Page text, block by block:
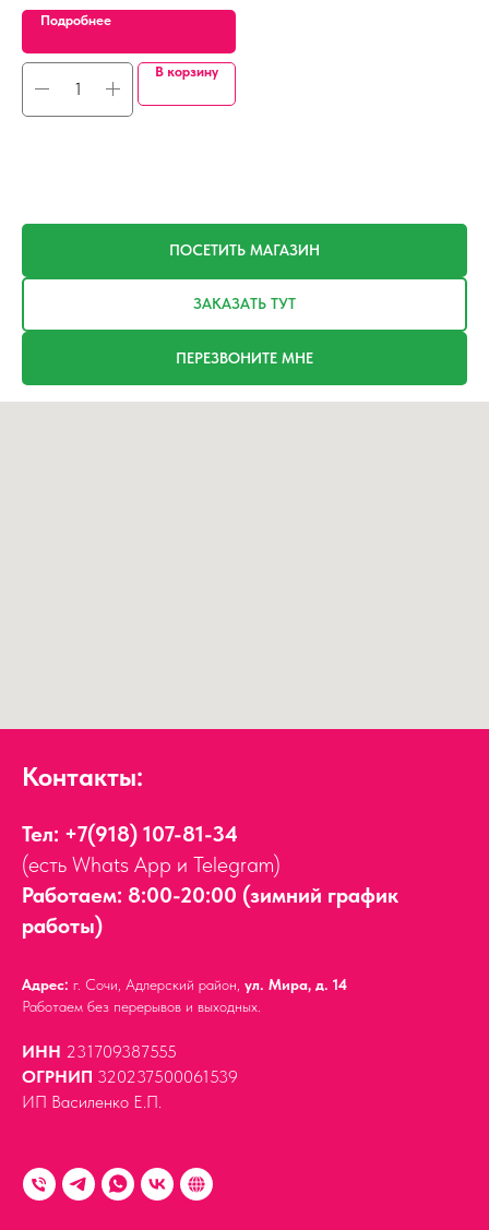
Подробнее
В корзину
ПОСЕТИТЬ МАГАЗИН
ЗАКАЗАТЬ ТУТ
ПЕРЕЗВОНИТЕ МНЕ
Контакты:
Тел: +7(918) 107-81-34
(есть Whats App и Telegram)
Работаем: 8:00-20:00 (зимний график
работы)
Адрес: г. Сочи, Адлерский район, ул. Мира, д. 14
Работаем без перерывов и выходных.
ИНН 231709387555
ОГРНИП 320237500061539
ИП Василенко Е.П.